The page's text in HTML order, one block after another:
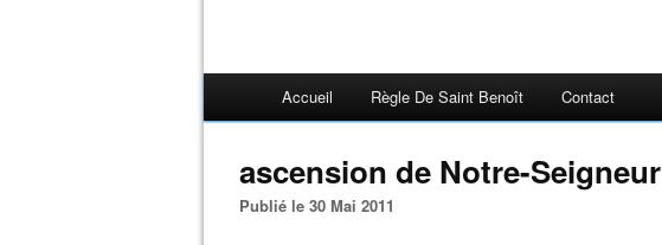
Accueil Règle De Saint Benoît Contact
ascension de Notre-Seigneur
Publié le 30 Mai 2011